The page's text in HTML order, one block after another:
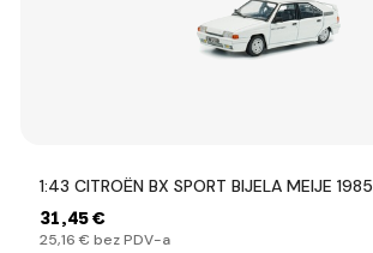
1:43 CITROËN BX SPORT BIJELA MEIJE 1985
31,45 €
25,16 € bez PDV-a